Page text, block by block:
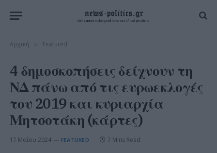
Αρχική Featured
4 δημοσκοπήσεις δείχνουν τη
ΝΔ πάνω από τις ευρωεκλογές
του 2019 και κυριαρχία
Μητσοτάκη (κάρτες)
17 Μαΐου 2024 FEATURED 7 Mins Read